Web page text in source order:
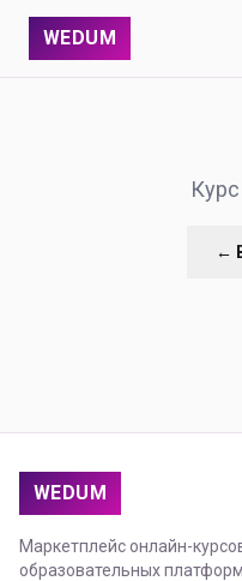
WEDUM
←
WEDUM
Маркетплейс онлайн-
образовательных